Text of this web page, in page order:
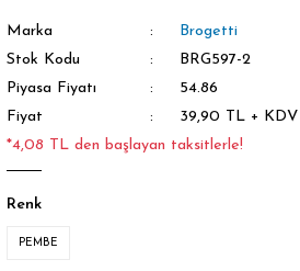
Marka
Brogetti
Stok Kodu
BRG597-2
Piyasa Fiyatı
54.86
Fiyat
39,90 TL + KDV
*4,08 TL den başlayan taksitlerle!
Renk
PEMBE